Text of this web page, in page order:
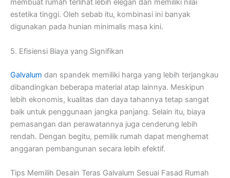
membuat rumah terlihat lebih elegan dan memiliki nilai
estetika tinggi. Oleh sebab itu, kombinasi ini banyak
digunakan pada hunian minimalis masa kini.
5. Efisiensi Biaya yang Signifikan
Galvalum dan spandek memiliki harga yang lebih terjangkau
dibandingkan beberapa material atap lainnya. Meskipun
lebih ekonomis, kualitas dan daya tahannya tetap sangat
baik untuk penggunaan jangka panjang. Selain itu, biaya
pemasangan dan perawatannya juga cenderung lebih
rendah. Dengan begitu, pemilik rumah dapat menghemat
anggaran pembangunan secara lebih efektif.
Tips Memilih Desain Teras Galvalum Sesuai Fasad Rumah